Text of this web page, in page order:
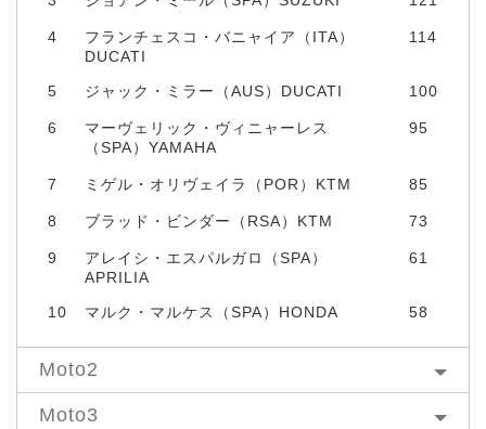
4
フランチェスコ・バニャイア（ITA）
DUCATI
114
5 ジャック・ミラー（AUS）DUCATI 100
6
マーヴェリック・ヴィニャーレス
（SPA）YAMAHA
95
7 ミゲル・オリヴェイラ（POR）KTM 85
8 ブラッド・ビンダー（RSA）KTM 73
9
アレイシ・エスパルガロ（SPA）
APRILIA
61
10 マルク・マルケス（SPA）HONDA 58
Moto2
Moto3